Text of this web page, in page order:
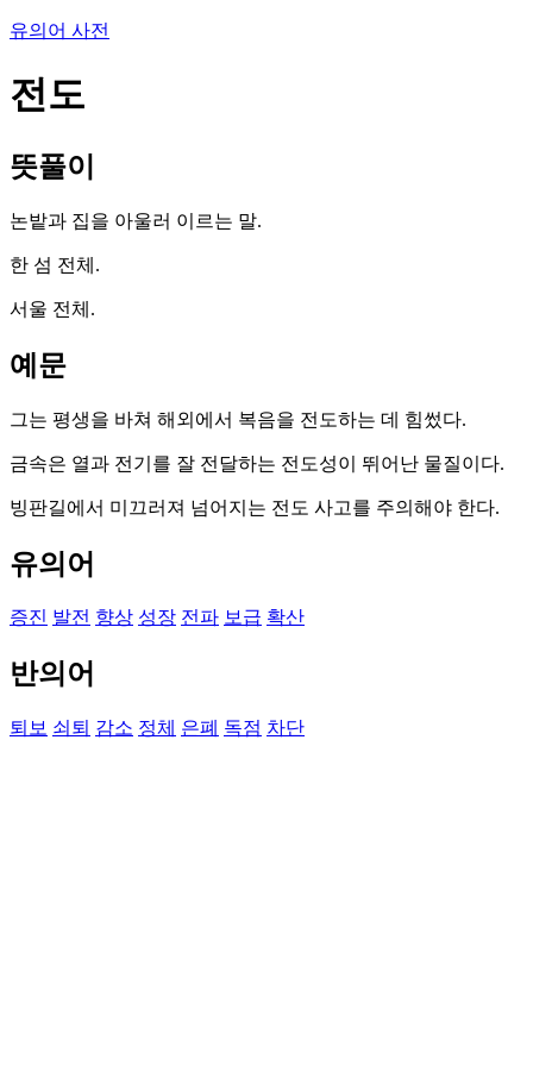
유의어 사전
전도
뜻풀이
논밭과 집을 아울러 이르는 말.
한 섬 전체.
서울 전체.
예문
그는 평생을 바쳐 해외에서 복음을 전도하는 데 힘썼다.
금속은 열과 전기를 잘 전달하는 전도성이 뛰어난 물질이다.
빙판길에서 미끄러져 넘어지는 전도 사고를 주의해야 한다.
유의어
증진 발전 향상 성장 전파 보급 확산
반의어
퇴보 쇠퇴 감소 정체 은폐 독점 차단